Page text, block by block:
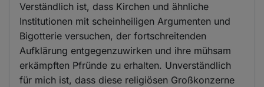
Verständlich ist, dass Kirchen und ähnliche
Institutionen mit scheinheiligen Argumenten und
Bigotterie versuchen, der fortschreitenden
Aufklärung entgegenzuwirken und ihre mühsam
erkämpften Pfründe zu erhalten. Unverständlich
für mich ist, dass diese religiösen Großkonzerne